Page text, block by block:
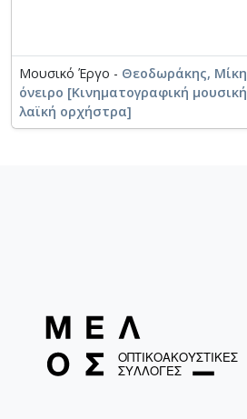
Μουσικό Έργο - Θεοδωράκης,
όνειρο [Κινηματογραφική
λαϊκή ορχήστρα]